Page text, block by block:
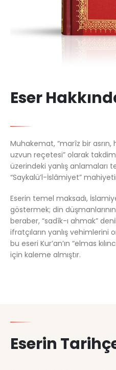
Eser
Muhakemat, “marîz bir
uzvun reçetesi” olarak
üzerindeki yanlış
“Saykalü’l-İslâmiyet”
Eserin temel maksadı,
göstermek; din
beraber, “sadîk-ı ahmak”
ifratçıların yanlış vehimlerini
bu eseri Kur’an’ın “elmas
için kaleme almıştır.
Eserin